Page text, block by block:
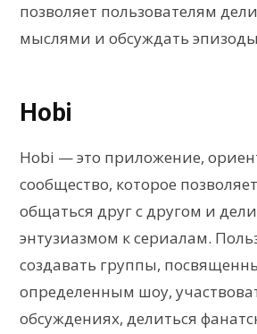
позволяет пользователям
мыслями и обсуждать
Hobi
Hobi — это приложение,
сообщество, которое
общаться друг с другом и
энтузиазмом к сериалам.
создавать группы,
определенным шоу,
обсуждениях, делиться